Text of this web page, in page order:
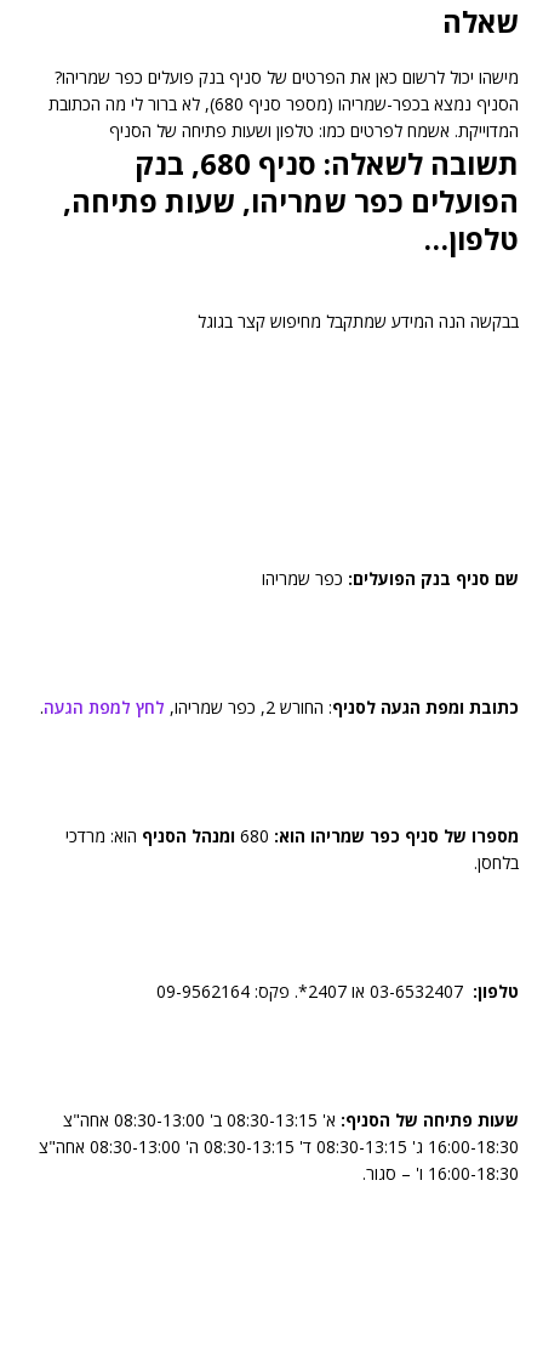
שאלה
מישהו יכול לרשום כאן את הפרטים של סניף בנק פועלים כפר שמריהו?
הסניף נמצא בכפר-שמריהו (מספר סניף 680), לא ברור לי מה הכתובת
המדוייקת. אשמח לפרטים כמו: טלפון ושעות פתיחה של הסניף
תשובה לשאלה: סניף 680, בנק
הפועלים כפר שמריהו, שעות פתיחה,
טלפון…
בבקשה הנה המידע שמתקבל מחיפוש קצר בגוגל
שם סניף בנק הפועלים: כפר שמריהו
כתובת ומפת הגעה לסניף: החורש 2, כפר שמריהו, לחץ למפת הגעה.
מספרו של סניף כפר שמריהו הוא: ומנהל הסניף הוא: מרדכי
בלחסן.
טלפון:
שעות פתיחה של הסניף:
א' 08:30-13:15 ב' 08:30-13:00 אחה"צ
16:00-18:30 ג' 08:30-13:15 ד' 08:30-13:15 ה' 08:30-13:00 אחה"צ
16:00-18:30 ו' – סגור.